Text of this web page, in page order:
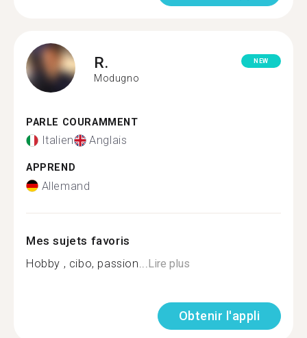
R.
Modugno
NEW
PARLE COURAMMENT
Italien Anglais
APPREND
Allemand
Mes sujets favoris
Hobby , cibo, passion... Lire plus
Obtenir l'appli